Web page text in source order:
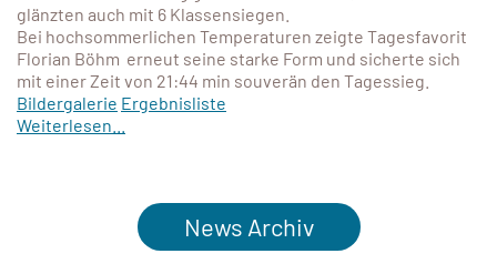
glänzten auch mit 6 Klassensiegen.
Bei hochsommerlichen Temperaturen zeigte Tagesfavorit
Florian Böhm erneut seine starke Form und sicherte sich
mit einer Zeit von 21:44 min souverän den Tagessieg.
Bildergalerie Ergebnisliste
Weiterlesen...
News Archiv